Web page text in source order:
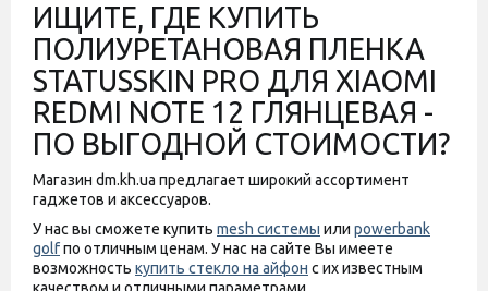
ИЩИТЕ, ГДЕ КУПИТЬ
ПОЛИУРЕТАНОВАЯ ПЛЕНКА
STATUSSKIN PRO ДЛЯ XIAOMI
REDMI NOTE 12 ГЛЯНЦЕВАЯ -
ПО ВЫГОДНОЙ СТОИМОСТИ?
Магазин dm.kh.ua предлагает широкий ассортимент
гаджетов и аксессуаров.
У нас вы сможете купить mesh системы или powerbank
golfпо отличным ценам. У нас на сайте Вы имеете
возможность купить стекло на айфон с их известным